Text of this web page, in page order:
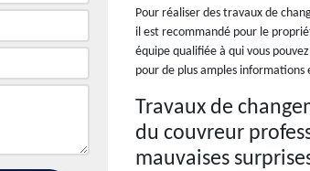
Pour réaliser des travaux de
il est recommandé pour le
équipe qualifiée à qui vous
pour de plus amples
Travaux de
du couvreur
mauvaises